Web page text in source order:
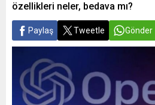
özellikleri neler, bedava mı?
Paylaş Tweetle Gönder